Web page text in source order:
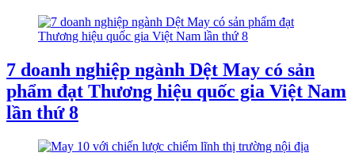
7 doanh nghiệp ngành Dệt May có sản
phẩm đạt Thương hiệu quốc gia Việt Nam
lần thứ 8